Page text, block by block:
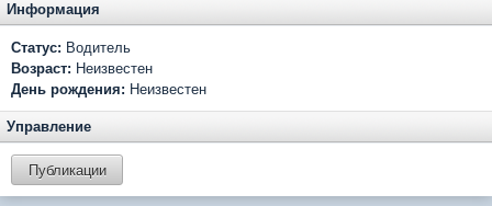
Информация
Статус: Водитель
Возраст: Неизвестен
День рождения: Неизвестен
Управление
Публикации